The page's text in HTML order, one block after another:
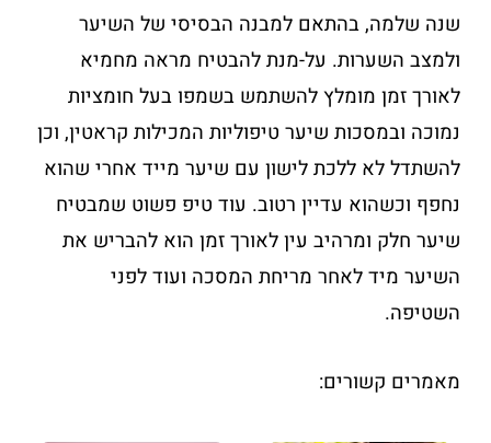
שנה שלמה, בהתאם למבנה הבסיסי של השיער
ולמצב השערות. על-מנת להבטיח מראה מחמיא
לאורך זמן מומלץ להשתמש בשמפו בעל חומציות
נמוכה ובמסכות שיער טיפוליות המכילות קראטין, וכן
להשתדל לא ללכת לישון עם שיער מייד אחרי שהוא
נחפף וכשהוא עדיין רטוב. עוד טיפ פשוט שמבטיח
שיער חלק ומרהיב עין לאורך זמן הוא להבריש את
השיער מיד לאחר מריחת המסכה ועוד לפני
השטיפה.
מאמרים קשורים: